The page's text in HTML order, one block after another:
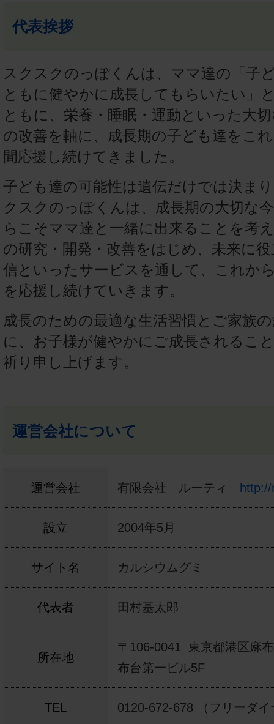
代表挨拶
スクスクのっぽくんは、ママ達の「子
ともに健やかに成長してもらいたい」
ともに、栄養・睡眠・運動といった大
の改善を軸に、成長期の子ども達をこ
間応援し続けてきました。
子ども達の可能性は遺伝だけでは決ま
クスクのっぽくんは、成長期の大切な
らこそママ達と一緒に出来ることを考
の研究・開発・改善をはじめ、未来に
信といったサービスを通して、これか
を応援し続けていきます。
成長のための最適な生活習慣とご家族
に、お子様が健やかにご成長されるこ
祈り申し上げます。
運営会社について
運営会社 有限会社 ルーティ
設立 2004年5月
サイト名 カルシウムグミ
代表者 田村基太郎
所在地
〒106-0041 東京都港区麻
布台第一ビル5F
TEL 0120-672-678 （フリーダイ